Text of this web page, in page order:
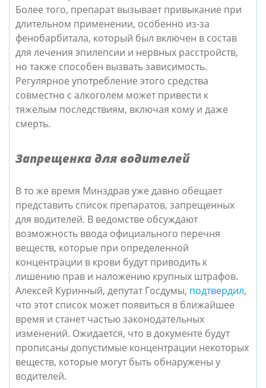
Более того, препарат вызывает привыкание при
длительном применении, особенно из-за
фенобарбитала, который был включен в состав
для лечения эпилепсии и нервных расстройств,
но также способен вызвать зависимость.
Регулярное употребление этого средства
совместно с алкоголем может привести к
тяжелым последствиям, включая кому и даже
смерть.
Запрещенка для водителей
В то же время Минздрав уже давно обещает
представить список препаратов, запрещенных
для водителей. В ведомстве обсуждают
возможность ввода официального перечня
веществ, которые при определенной
концентрации в крови будут приводить к
лишению прав и наложению крупных штрафов.
Алексей Куринный, депутат Госдумы, подтвердил,
что этот список может появиться в ближайшее
время и станет частью законодательных
изменений. Ожидается, что в документе будут
прописаны допустимые концентрации некоторых
веществ, которые могут быть обнаружены у
водителей.